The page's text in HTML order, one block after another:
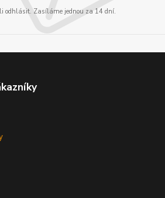
odhlásit. Zasíláme jednou za 14 dní.